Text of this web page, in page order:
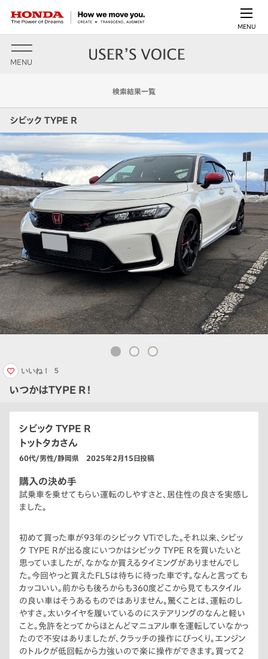
MENU
MENU
検索結果一覧
シビック TYPE R
いつかはTYPE R！
いいね！ 5
シビック TYPE R
トットタカさん
60代/男性/静岡県 2025年2月15日投稿
購入の決め手
試乗車を乗せてもらい運転のしやすさと、居住性の良さを実感し
ました。
初めて買った車が93年のシビック VTiでした。それ以来、シビッ
ク TYPE Rが出る度にいつかはシビック TYPE Rを買いたいと
思っていましたが、なかなか買えるタイミングがありませんでし
た。今回やっと買えたFL5は待ちに待った車です。なんと言っても
カッコいい。前からも後ろからも360度どこから見てもスタイル
の良い車はそうあるものではありません。驚くことは、運転のし
やすさ。太いタイヤを履いているのにステアリングのなんと軽い
こと。免許をとってからほとんどマニュアル車を運転していなかっ
たので不安はありましたが、クラッチの操作にびっくり。エンジン
のトルクが低回転から力強いので楽に操作ができます。買って2